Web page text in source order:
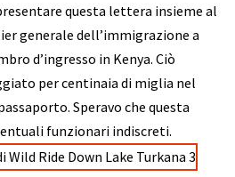
questa lettera insieme al
generale dell’immigrazione a
d’ingresso in Kenya. Ciò
per centinaia di miglia nel
Speravo che questa
funzionari indiscreti.